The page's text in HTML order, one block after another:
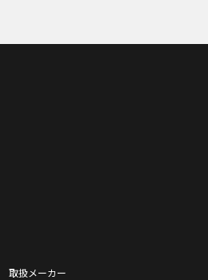
取扱メーカー